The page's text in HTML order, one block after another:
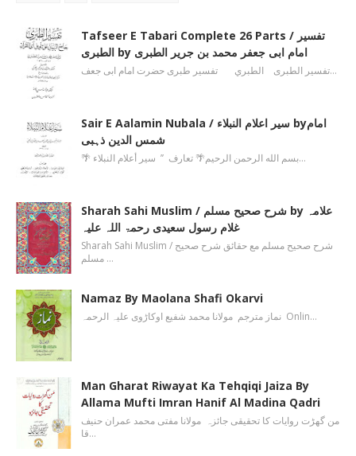
Tafseer E Tabari Complete 26 Parts / تفسیر
الطبری by امام ابی جعفر محمد بن جریر الطبری
تفسیر الطبری الطبري تفسیر طبری حضرت امام ابی جعف…
Sair E Aalamin Nubala / سیر اعلام النبلاء byامام
شمس الدین ذہبی
🌴 بسم الله الرحمن الرحیم🌴 تعارف ’’ سیر أعلام النبلاء…
Sharah Sahi Muslim / شرح صحیح مسلم by علامہ
غلام رسول سعیدی رحمۃ اللہ علیہ
Sharah Sahi Muslim / شرح صحیح مسلم مع حقائق شرح صحیح
مسلم …
Namaz By Maolana Shafi Okarvi
نماز مترجم مولانا محمد شفیع اوکاڑوی علیہ الرحمہ Onlin…
Man Gharat Riwayat Ka Tehqiqi Jaiza By
Allama Mufti Imran Hanif Al Madina Qadri
من گھڑت روایات کا تحقیقی جائزہ مولانا مفتی محمد عمران حنیف
قا…